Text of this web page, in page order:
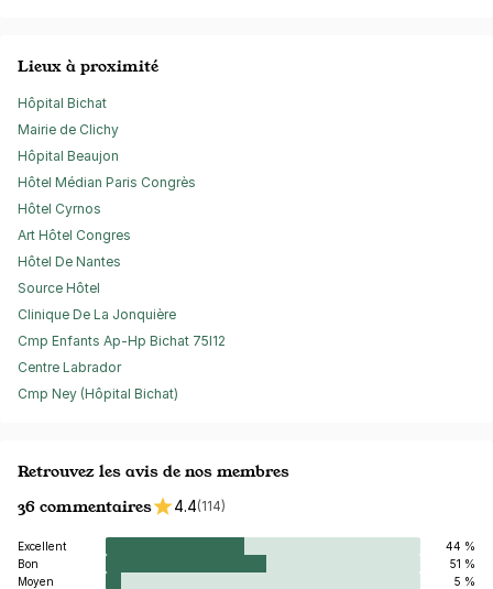
Lieux à proximité
Hôpital Bichat
Mairie de Clichy
Hôpital Beaujon
Hôtel Médian Paris Congrès
Hôtel Cyrnos
Art Hôtel Congres
Hôtel De Nantes
Source Hôtel
Clinique De La Jonquière
Cmp Enfants Ap-Hp Bichat 75I12
Centre Labrador
Cmp Ney (Hôpital Bichat)
Retrouvez les avis de nos membres
36 commentaires
4.4(114)
Excellent
44 %
Bon
51 %
Moyen
5 %